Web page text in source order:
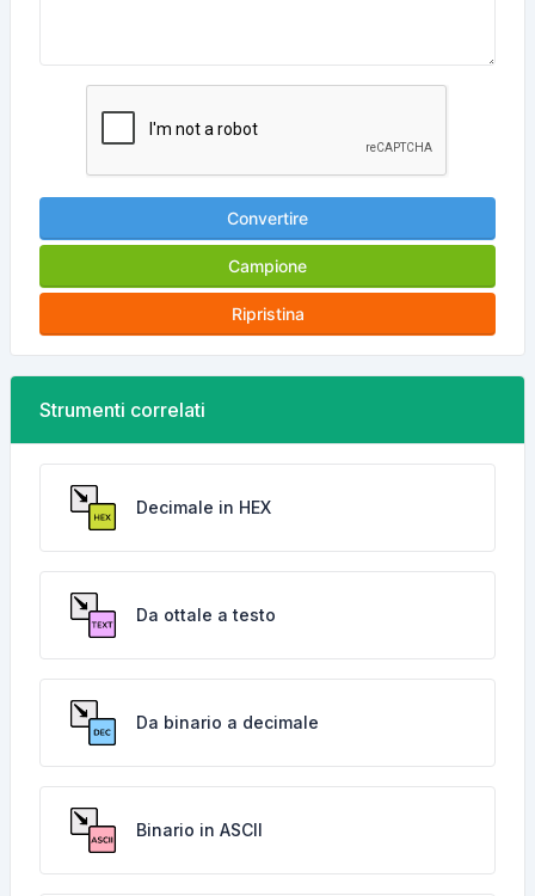
Convertire
Campione
Ripristina
Strumenti correlati
Decimale in HEX
Da ottale a testo
Da binario a decimale
Binario in ASCII